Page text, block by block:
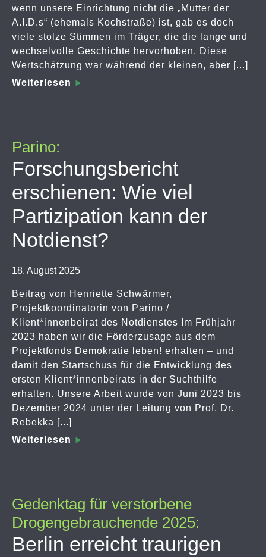
wenn unsere Einrichtung nicht die „Mutter der
A.I.D.s“ (ehemals Kochstraße) ist, gab es doch
viele stolze Stimmen im Träger, die die lange und
wechselvolle Geschichte hervorhoben. Diese
Wertschätzung war während der kleinen, aber [...]
Weiterlesen
Parino:
Forschungsbericht
erschienen: Wie viel
Partizipation kann der
Notdienst?
18. August 2025
Beitrag von Henriette Schwärmer,
Projektkoordinatorin von Parino /
Klient*innenbeirat des Notdienstes Im Frühjahr
2023 haben wir die Förderzusage aus dem
Projektfonds Demokratie leben! erhalten – und
damit den Startschuss für die Entwicklung des
ersten Klient*innenbeirats in der Suchthilfe
erhalten. Unsere Arbeit wurde von Juni 2023 bis
Dezember 2024 unter der Leitung von Prof. Dr.
Rebekka [...]
Weiterlesen
Gedenktag für verstorbene
Drogengebrauchende 2025:
Berlin erreicht traurigen